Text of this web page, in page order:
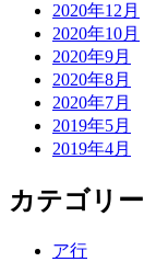
2020年12月
2020年10月
2020年9月
2020年8月
2020年7月
2019年5月
2019年4月
カテゴリー
ア行